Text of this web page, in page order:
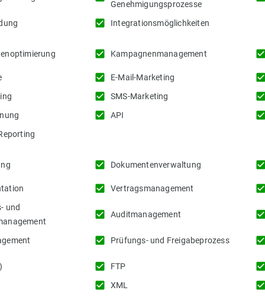
Genehmigungsprozesse
check_box Integrationsmöglichkeiten
check_box Kampagnenmanagement check_box
check_box E-Mail-Marketing check_box
check_box SMS-Marketing check_box
check_box API check_box
check_box Dokumentenverwaltung check_box
check_box Vertragsmanagement check_box
und
check_box Auditmanagement check_box
check_box Prüfungs- und Freigabeprozess check_box
check_box FTP check_box
check_box XML check_box